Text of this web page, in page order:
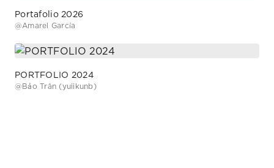
Portafolio 2026
@Amarel García
PORTFOLIO 2024
@ Bảo Trân (yuiikunb)